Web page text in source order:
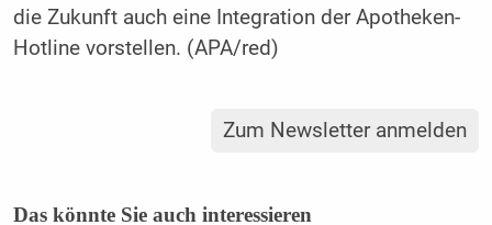
die Zukunft auch eine Integration der Apotheken-
Hotline vorstellen. (APA/red)
Zum Newsletter anmelden
Das könnte Sie auch interessieren